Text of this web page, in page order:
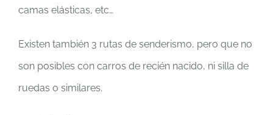
camas elásticas, etc…
Existen también 3 rutas de senderismo, pero que no
son posibles con carros de recién nacido, ni silla de
ruedas o similares.